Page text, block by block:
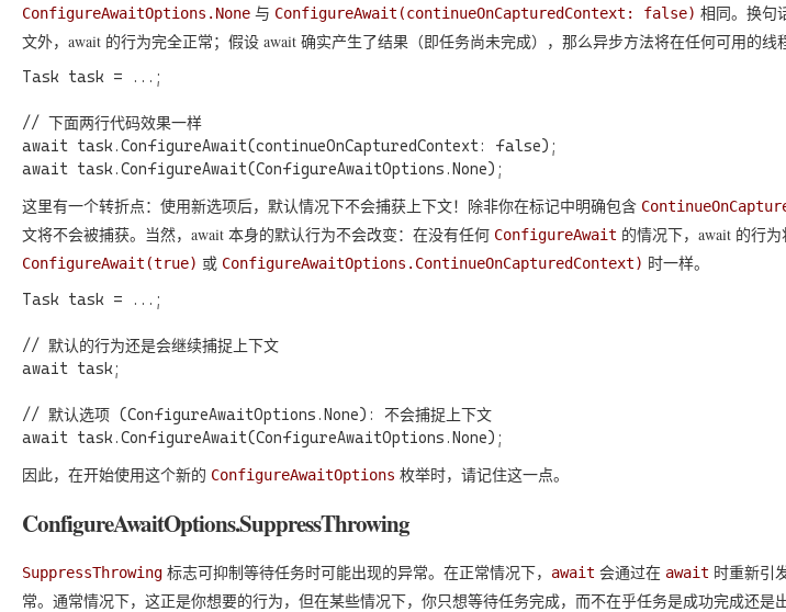
ConfigureAwaitOptions.None 与 ConfigureAwait(continueOnCapturedContext: false) 相同。换句
文外，await 的行为完全正常；假设 await 确实产生了结果（即任务尚未完成），那么异步方法将在任何可用的线
Task task = ...;
// 下面两行代码效果一样
await task.ConfigureAwait(continueOnCapturedContext: false);
这里有一个转折点：使用新选项后，默认情况下不会捕获上下文！除非你在标记中明确包含
文将不会被捕获。当然，await 本身的默认行为不会改变：在没有任何 ConfigureAwait 的情况下，await 的行
ConfigureAwait(true) 或 ConfigureAwaitOptions.ContinueOnCapturedContext) 时一样。
Task task = ...;
// 默认的行为还是会继续捕捉上下文
await task;
// 默认选项 (ConfigureAwaitOptions.None): 不会捕捉上下文
因此，在开始使用这个新的 ConfigureAwaitOptions 枚举时，请记住这一点。
ConfigureAwaitOptions.SuppressThrowing
SuppressThrowing 标志可抑制等待任务时可能出现的异常。在正常情况下， await 会通过在 await 时重新引
常。通常情况下，这正是你想要的行为，但在某些情况下，你只想等待任务完成，而不在乎任务是成功完成还是